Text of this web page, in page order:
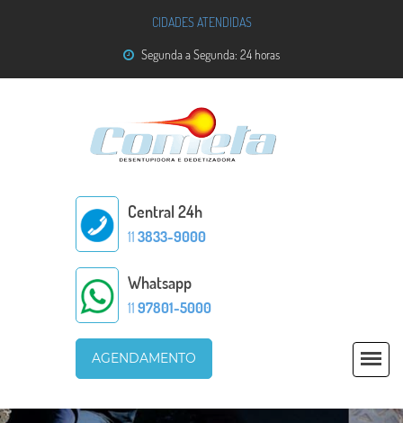
CIDADES ATENDIDAS
Segunda a Segunda: 24 horas
Central 24h
11 3833-9000
Whatsapp
11 97801-5000
AGENDAMENTO